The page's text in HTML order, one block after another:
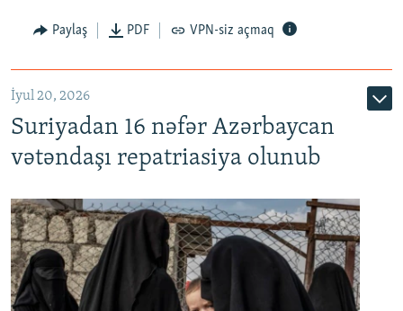
Auto
Paylaş PDF VPN-siz açmaq
İyul 20, 2026
Suriyadan 16 nəfər Azərbaycan
vətəndaşı repatriasiya olunub